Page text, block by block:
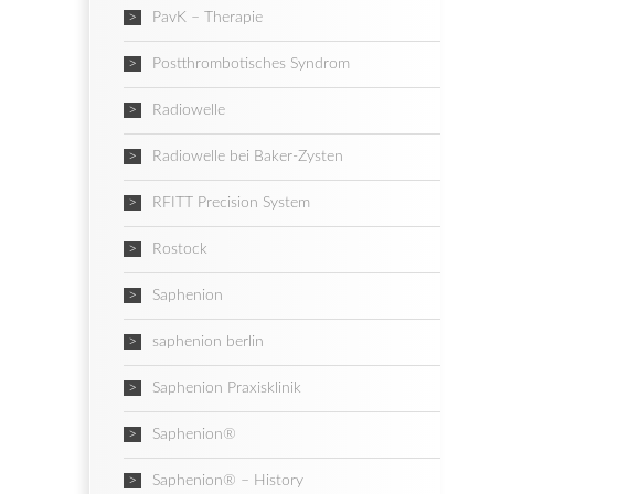
PavK – Therapie
Postthrombotisches Syndrom
Radiowelle
Radiowelle bei Baker-Zysten
RFITT Precision System
Rostock
Saphenion
saphenion berlin
Saphenion Praxisklinik
Saphenion®
Saphenion® – History